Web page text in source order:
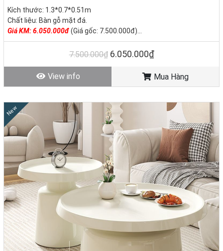
Kích thước: 1.3*0.7*0.51m
Chất liệu: Bàn gỗ mặt đá.
Giá KM: 6.050.000đ(Giá gốc: 7.500.000đ)
Kệ tivi 2.4/3.8*0.39*0.54m –Giá: 7.150.000đ
Tình trạng: Hàng mới - Còn hàng
7.500.000₫ 6.050.000₫
View info Mua Hàng
New